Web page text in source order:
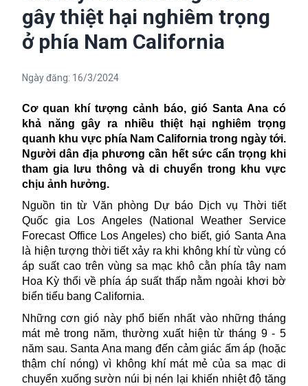
gây thiệt hại nghiêm trọng
ở phía Nam California
Ngày đăng: 16/3/2024
Cơ quan khí tượng cảnh báo, gió Santa Ana có
khả năng gây ra nhiều thiệt hại nghiêm trọng
quanh khu vực phía Nam California trong ngày tới.
Người dân địa phương cần hết sức cẩn trọng khi
tham gia lưu thông và di chuyển trong khu vực
chịu ảnh hưởng.
Nguồn tin từ Văn phòng Dự báo Dịch vụ Thời tiết
Quốc gia Los Angeles (National Weather Service
Forecast Office Los Angeles) cho biết, gió Santa Ana
là hiện tượng thời tiết xảy ra khi không khí từ vùng có
áp suất cao trên vùng sa mạc khô cằn phía tây nam
Hoa Kỳ thổi về phía áp suất thấp nằm ngoài khơi bờ
biển tiểu bang California.
Những cơn gió này phổ biến nhất vào những tháng
mát mẻ trong năm, thường xuất hiện từ tháng 9 - 5
năm sau. Santa Ana mang đến cảm giác ấm áp (hoặc
thậm chí nóng) vì không khí mát mẻ củasa mạc di
chuyển xuống sườn núi bị nén lại khiến nhiệt độ tăng